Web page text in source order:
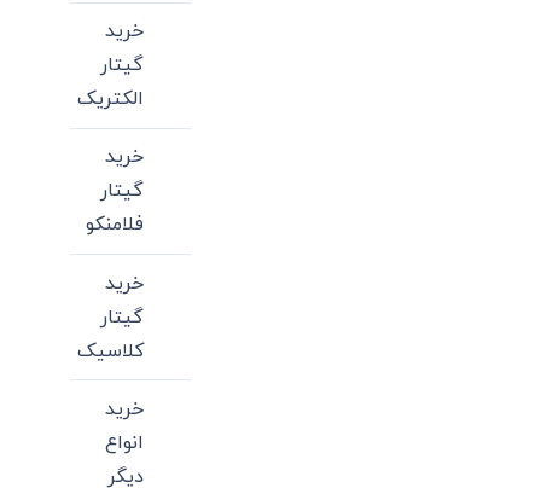
خرید
گیتار
الکتریک
خرید
گیتار
فلامنکو
خرید
گیتار
کلاسیک
خرید
انواع
دیگر